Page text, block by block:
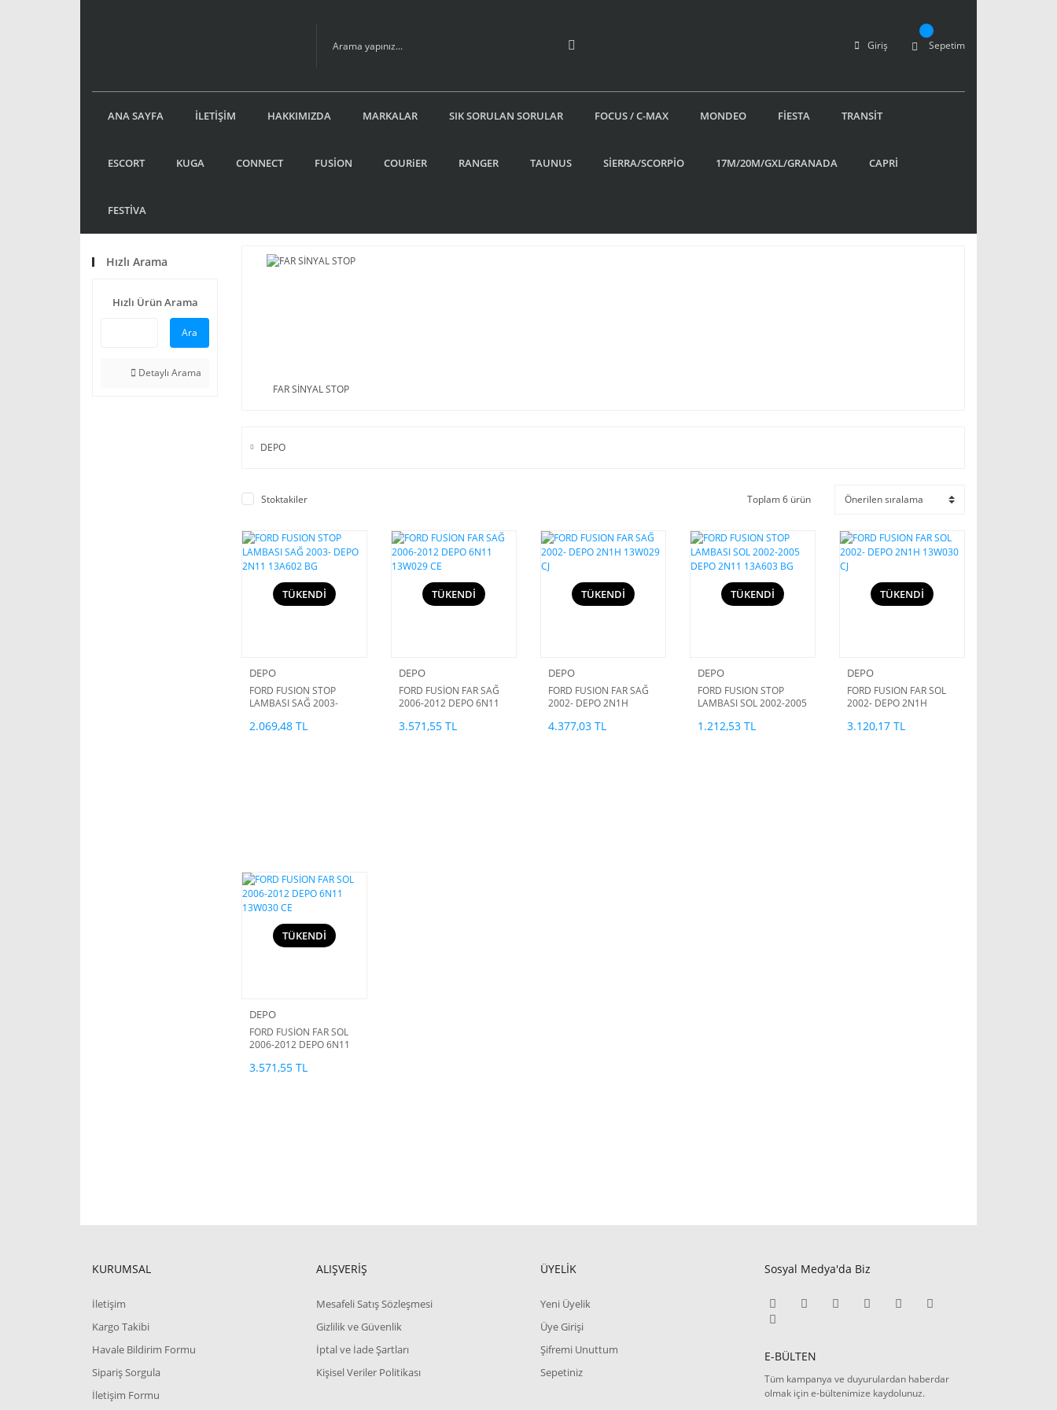
Giriş Sepetim
ANA SAYFA İLETİŞİM HAKKIMIZDA MARKALAR SIK SORULAN SORULAR FOCUS / C-MAX MONDEO FİESTA TRANSİT
ESCORT KUGA CONNECT FUSİON COURiER RANGER TAUNUS SİERRA/SCORPİO 17M/20M/GXL/GRANADA CAPRİ
FESTİVA
Hızlı Arama
Hızlı Ürün Arama
Ara
Detaylı Arama
FAR SİNYAL STOP
DEPO
Stoktakiler Toplam 6 ürün
TÜKENDİ
DEPO
FORD FUSION STOP
LAMBASI SAĞ 2003-
2.069,48 TL
TÜKENDİ
DEPO
FORD FUSİON FAR SAĞ
2006-2012 DEPO 6N11
3.571,55 TL
TÜKENDİ
DEPO
FORD FUSION FAR SAĞ
2002- DEPO 2N1H
4.377,03 TL
TÜKENDİ
DEPO
FORD FUSION STOP
LAMBASI SOL 2002-2005
1.212,53 TL
TÜKENDİ
DEPO
FORD FUSION FAR SOL
2002- DEPO 2N1H
3.120,17 TL
TÜKENDİ
DEPO
FORD FUSİON FAR SOL
2006-2012 DEPO 6N11
3.571,55 TL
KURUMSAL
İletişim
Kargo Takibi
Havale Bildirim Formu
Sipariş Sorgula
İletişim Formu
ALIŞVERİŞ
Mesafeli Satış Sözleşmesi
Gizlilik ve Güvenlik
İptal ve İade Şartları
Kişisel Veriler Politikası
ÜYELİK
Yeni Üyelik
Üye Girişi
Şifremi Unuttum
Sepetiniz
Sosyal Medya'da Biz
E-BÜLTEN
Tüm kampanya ve duyurulardan haberdar
olmak için e-bültenimize kaydolunuz.